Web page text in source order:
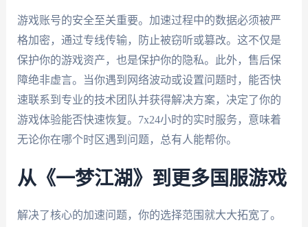
游戏账号的安全至关重要。加速过程中的数据必须被严
格加密，通过专线传输，防止被窃听或篡改。这不仅是
保护你的游戏资产，也是保护你的隐私。此外，售后保
障绝非虚言。当你遇到网络波动或设置问题时，能否快
速联系到专业的技术团队并获得解决方案，决定了你的
游戏体验能否快速恢复。7x24小时的实时服务，意味着
无论你在哪个时区遇到问题，总有人能帮你。
从《一梦江湖》到更多国服游戏
解决了核心的加速问题，你的选择范围就大大拓宽了。